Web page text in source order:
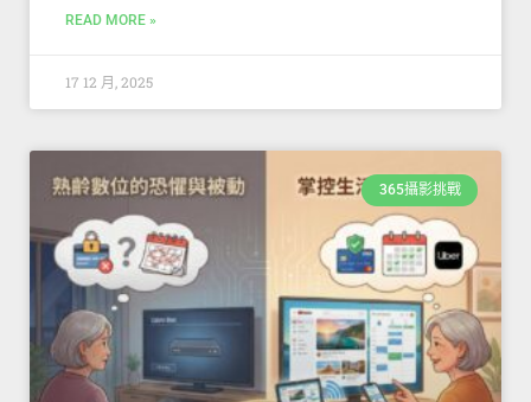
READ MORE »
17 12 月, 2025
365攝影挑戰